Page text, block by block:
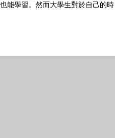
能學習。然而大學生對於自己的時